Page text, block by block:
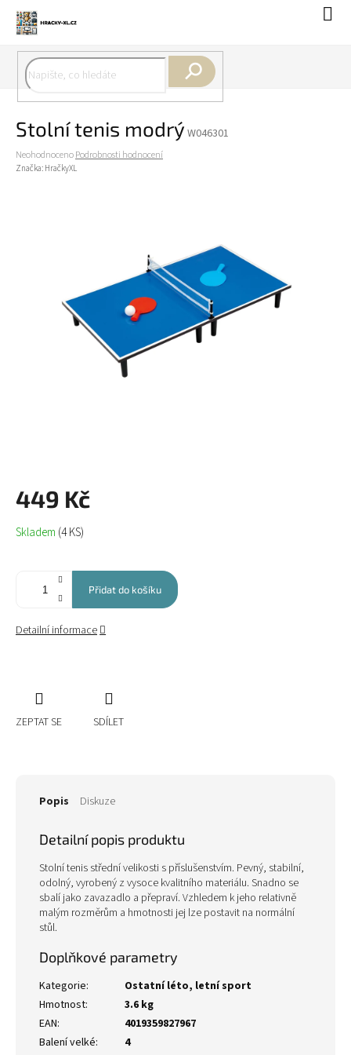
obsah
Stolní tenis modrý W046301
Průměrné
hodnocení
NeohodnocenoPodrobnosti hodnocení
Značka: HračkyXL
449 Kč
Měrná
cena:
Skladem (4 KS)
Přidat do košíku
Detailní informace
ZEPTAT SE SDÍLET
Popis Diskuze
Detailní popis produktu
Stolní tenis střední velikosti s příslušenstvím. Pevný, stabilní,
odolný, vyrobený z vysoce kvalitního materiálu. Snadno se
sbalí jako zavazadlo a přepraví. Vzhledem k jeho relativně
malým rozměrům a hmotnosti jej lze postavit na normální
stůl.
Doplňkové parametry
Kategorie:
Ostatní léto, letní sport
Hmotnost:
3.6 kg
EAN:
4019359827967
Balení velké:
4